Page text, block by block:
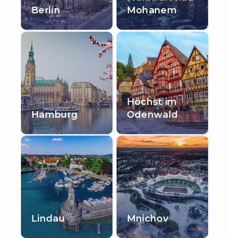
Berlín
Mohanem
Hamburg
Höchst im
Odenwald
Lindau Mnichov